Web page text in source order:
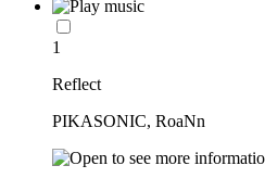
1
Reflect
PIKASONIC, RoaNn